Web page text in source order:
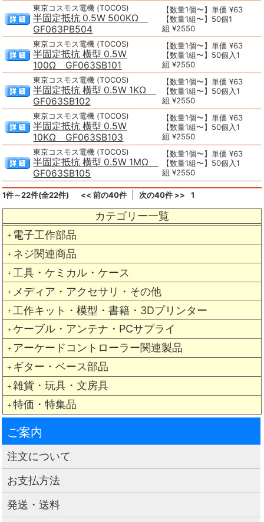
カテゴリー一覧
＋ 電子工作部品
＋ ネジ関連商品
＋ 工具・ケミカル・ケース
＋ メディア・アクセサリ・その他
＋ 工作キット・模型・書籍・3Dプリンター
＋ ケーブル・アンテナ・PCサプライ
＋ アーケードコントローラー関連製品
＋ ギター・ベース部品
＋ 雑貨・玩具・文房具
＋ 特価・特集品
東京コスモス電機 (TOCOS)
半固定抵抗 0.5W 500KΩ
GF063PB504
【数量1個〜】単価 ¥63
【数量1組〜】50個1
組 ¥2550
東京コスモス電機 (TOCOS)
半固定抵抗 横型 0.5W
100Ω GF063SB101
【数量1個〜】単価 ¥63
【数量1組〜】50個入1
組 ¥2550
東京コスモス電機 (TOCOS)
半固定抵抗 横型 0.5W 1KΩ
GF063SB102
【数量1個〜】単価 ¥63
【数量1組〜】50個入1
組 ¥2550
東京コスモス電機 (TOCOS)
半固定抵抗 横型 0.5W
10KΩ GF063SB103
【数量1個〜】単価 ¥63
【数量1組〜】50個入1
組 ¥2550
東京コスモス電機 (TOCOS)
半固定抵抗 横型 0.5W 1MΩ
GF063SB105
【数量1個〜】単価 ¥63
【数量1組〜】50個入1
組 ¥2550
1件～22件(全22件) << 前の40件 次の40件 >> 1
ご案内
注文について
お支払方法
発送・送料